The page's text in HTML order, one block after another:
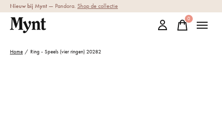
Nieuw bij Mynt — Pandora. Shop de collectie
0items
Home / Ring - Speels (vier ringen) 20282